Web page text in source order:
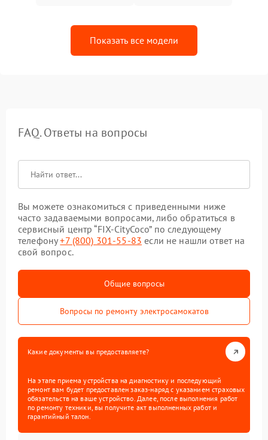
Показать все модели
FAQ. Ответы на вопросы
Вы можете ознакомиться с приведенными ниже
часто задаваемыми вопросами, либо обратиться в
сервисный центр “FIX-CityCoco” по следующему
телефону+7 (800) 301-55-83 если не нашли ответ на
свой вопрос.
Общие вопросы
Вопросы по ремонту электросамокатов
Какие документы вы предоставляете?
На этапе приема устройства на диагностику и последующий
ремонт вам будет предоставлен заказ-наряд с указанием страховых
обязательств на ваше устройство. Далее, после выполнения работ
по ремонту техники, вы получите акт выполненных работ и
гарантийный талон.